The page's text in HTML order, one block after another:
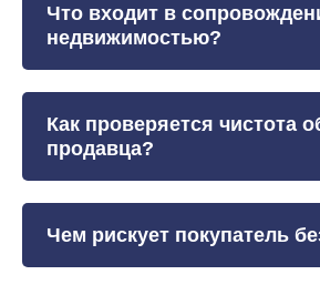
Что входит в
недвижимостью?
Как проверяется чистота
продавца?
Чем рискует покупатель